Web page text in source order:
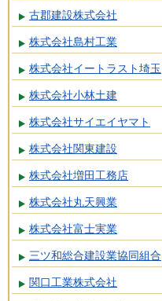
古郡建設株式会社
株式会社島村工業
株式会社イートラスト埼玉
株式会社小林土建
株式会社サイエイヤマト
株式会社関東建設
株式会社増田工務店
株式会社丸天興業
株式会社富士実業
三ツ和総合建設業協同組合
関口工業株式会社